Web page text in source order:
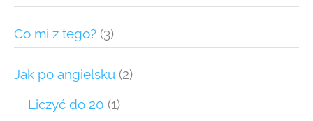
Co mi z tego? (3)
Jak po angielsku (2)
Liczyć do 20 (1)